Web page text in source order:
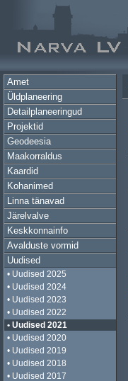
Amet
Üldplaneering
Detailplaneeringud
Projektid
Geodeesia
Maakorraldus
Kaardid
Kohanimed
Linna tänavad
Järelvalve
Keskkonnainfo
Avalduste vormid
Uudised
• Uudised 2025
• Uudised 2024
• Uudised 2023
• Uudised 2022
• Uudised 2021
• Uudised 2020
• Uudised 2019
• Uudised 2018
• Uudised 2017